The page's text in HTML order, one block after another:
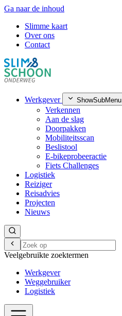
Ga naar de inhoud
Slimme kaart
Over ons
Contact
Werkgever ShowSubMenu
Verkennen
Aan de slag
Doorpakken
Mobiliteitsscan
Beslistool
E-bikeprobeeractie
Fiets Challenges
Logistiek
Reiziger
Reisadvies
Projecten
Nieuws
Veelgebruikte zoektermen
Werkgever
Weggebruiker
Logistiek